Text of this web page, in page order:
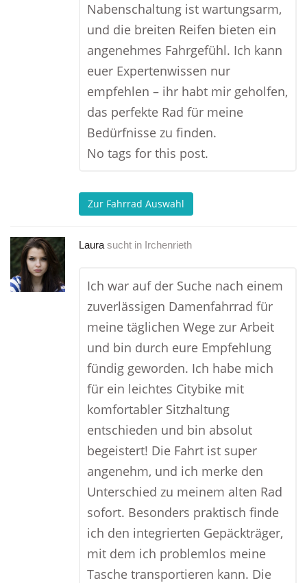
Nabenschaltung ist wartungsarm,
und die breiten Reifen bieten ein
angenehmes Fahrgefühl. Ich kann
euer Expertenwissen nur
empfehlen – ihr habt mir geholfen,
das perfekte Rad für meine
Bedürfnisse zu finden.
No tags for this post.
Zur Fahrrad Auswahl
Laura sucht in Irchenrieth
Ich war auf der Suche nach einem
zuverlässigen Damenfahrrad für
meine täglichen Wege zur Arbeit
und bin durch eure Empfehlung
fündig geworden. Ich habe mich
für ein leichtes Citybike mit
komfortabler Sitzhaltung
entschieden und bin absolut
begeistert! Die Fahrt ist super
angenehm, und ich merke den
Unterschied zu meinem alten Rad
sofort. Besonders praktisch finde
ich den integrierten Gepäckträger,
mit dem ich problemlos meine
Tasche transportieren kann. Die